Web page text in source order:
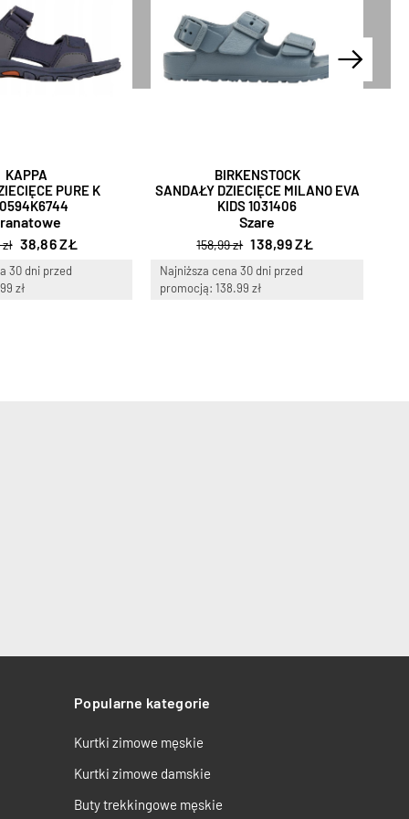
KAPPA
PURE K
38,86 ZŁ
30 dni przed
zł
BIRKENSTOCK
SANDAŁY DZIECIĘCE MILANO EVA
KIDS 1031406
Szare
158,99 zł 138,99 ZŁ
Najniższa cena 30 dni przed
promocją: 138.99 zł
Popularne kategorie
Kurtki zimowe męskie
Kurtki zimowe damskie
Buty trekkingowe męskie